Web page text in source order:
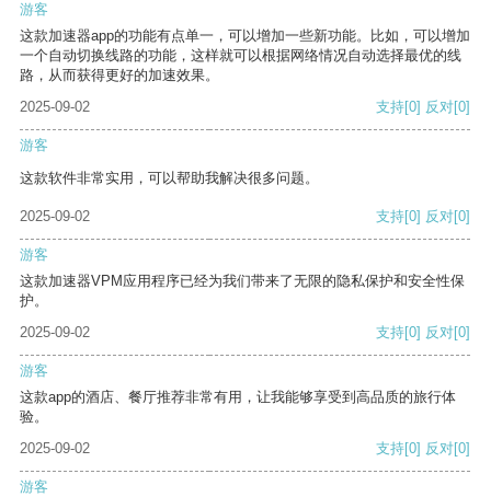
游客
这款加速器app的功能有点单一，可以增加一些新功能。比如，可以增加
一个自动切换线路的功能，这样就可以根据网络情况自动选择最优的线
路，从而获得更好的加速效果。
2025-09-02
支持[0] 反对[0]
游客
这款软件非常实用，可以帮助我解决很多问题。
2025-09-02 支持[0] 反对[0]
游客
这款加速器VPM应用程序已经为我们带来了无限的隐私保护和安全性保
护。
2025-09-02
支持[0] 反对[0]
游客
这款app的酒店、餐厅推荐非常有用，让我能够享受到高品质的旅行体
验。
2025-09-02
支持[0] 反对[0]
游客